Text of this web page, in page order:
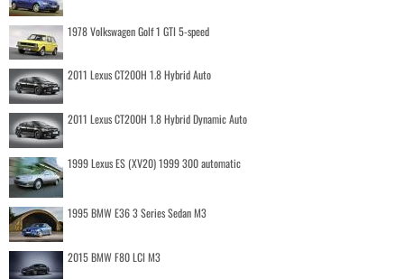
1978 Volkswagen Golf 1 GTI 5-speed
2011 Lexus CT200H 1.8 Hybrid Auto
2011 Lexus CT200H 1.8 Hybrid Dynamic Auto
1999 Lexus ES (XV20) 1999 300 automatic
1995 BMW E36 3 Series Sedan M3
2015 BMW F80 LCI M3